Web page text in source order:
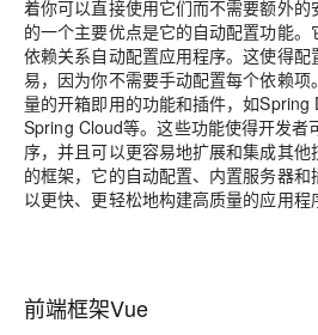
着你可以直接使用它们而不需要额外
的一个主要优点是它的自动配置功能
依赖关系自动配置应用程序。这使得
易，因为你不需要手动配置每个依赖
量的开箱即用的功能和插件，如
Spring Cloud等。这些功能使得开发者
序，并且可以更容易地扩展和集成其
的框架，它的自动配置、内置服务器
以更快、更轻松地构建高质量的应用程
前端框架Vue